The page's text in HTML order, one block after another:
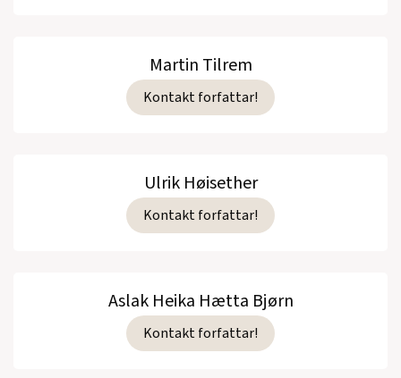
Martin Tilrem
Kontakt forfattar!
Ulrik Høisether
Kontakt forfattar!
Aslak Heika Hætta Bjørn
Kontakt forfattar!